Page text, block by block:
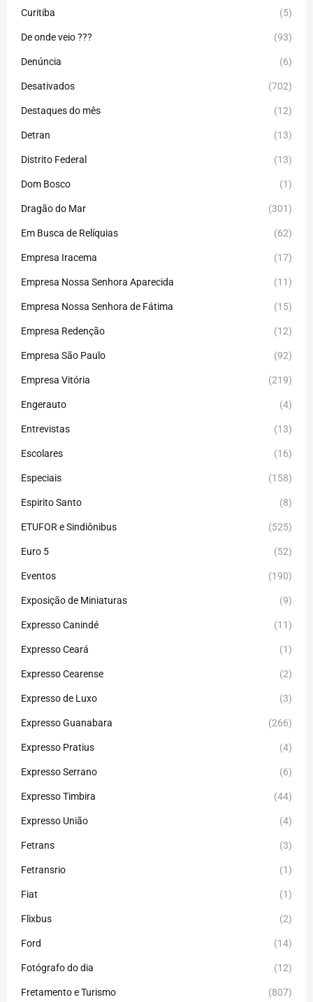
Curitiba (5)
De onde veio ??? (93)
Denúncia (6)
Desativados (702)
Destaques do mês (12)
Detran (13)
Distrito Federal (13)
Dom Bosco (1)
Dragão do Mar (301)
Em Busca de Relíquias (62)
Empresa Iracema (17)
Empresa Nossa Senhora Aparecida (11)
Empresa Nossa Senhora de Fátima (15)
Empresa Redenção (12)
Empresa São Paulo (92)
Empresa Vitória (219)
Engerauto (4)
Entrevistas (13)
Escolares (16)
Especiais (158)
Espirito Santo (8)
ETUFOR e Sindiônibus (525)
Euro 5 (52)
Eventos (190)
Exposição de Miniaturas (9)
Expresso Canindé (11)
Expresso Ceará (1)
Expresso Cearense (2)
Expresso de Luxo (3)
Expresso Guanabara (266)
Expresso Pratius (4)
Expresso Serrano (6)
Expresso Timbira (44)
Expresso União (4)
Fetrans (3)
Fetransrio (1)
Fiat (1)
Flixbus (2)
Ford (14)
Fotógrafo do dia (12)
Fretamento e Turismo (807)